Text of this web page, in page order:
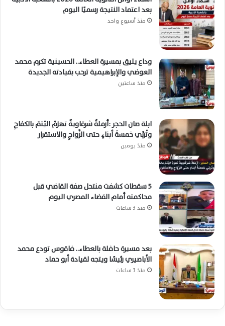
بعد اعتماد النتيجة رسميًا اليوم
منذ أسبوع واحد
وداع يليق بمسيرة العطاء.. الحسينية تكرم محمد
العوضي والإبراهيمية ترحب بقيادته الجديدة
منذ ساعتين
ابنة صان الحجر :أرملةٌ شرقاويةٌ تهزمُ اليُتمَ بالكفاحِ
وتُربِّي خمسةَ أبناءٍ حتى الزَّواجِ والاستقرار
منذ يومين
5 سقطات كشفت منتحل صفة القاضي قبل
محاكمته أمام القضاء المصري اليوم
منذ 3 ساعات
بعد مسيرة حافلة بالعطاء.. فاقوس تودع محمد
الأباصيري رئيسًا ويتجه لقيادة أبو حماد
منذ 3 ساعات